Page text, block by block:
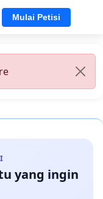
Mulai Petisi
yang ingin